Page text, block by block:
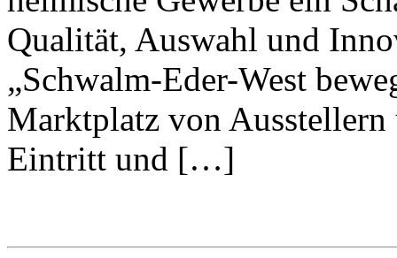
Qualität, Auswahl und
„Schwalm-Eder-West
Marktplatz von
Eintritt und […]